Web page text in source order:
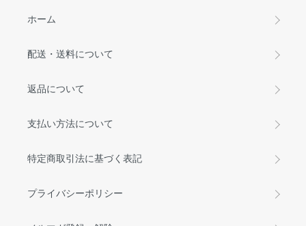
ホーム
配送・送料について
返品について
支払い方法について
特定商取引法に基づく表記
プライバシーポリシー